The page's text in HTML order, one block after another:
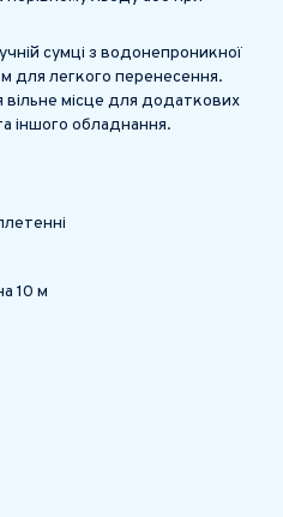
сумці з водонепроникної
для легкого перенесення.
місце для додаткових
іншого обладнання.
10 м